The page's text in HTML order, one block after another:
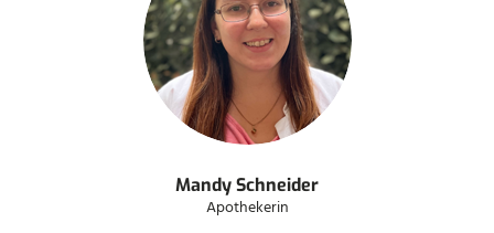
Mandy Schneider
Apothekerin